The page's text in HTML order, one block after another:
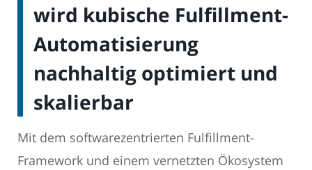
wird kubische Fulfillment-
Automatisierung
nachhaltig optimiert und
skalierbar
Mit dem softwarezentrierten Fulfillment-
Framework und einem vernetzten Ökosystem